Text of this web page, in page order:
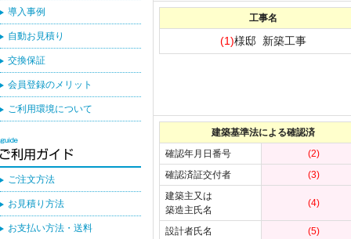
工事名
(1)様邸 新築工事
建築基準法による確認済
確認年月日番号
(2)
確認済証交付者
(3)
建築主又は
築造主氏名
(4)
設計者氏名
(5)
導入事例
自動お見積り
交換保証
会員登録のメリット
ご利用環境について
ご注文方法
お見積り方法
お支払い方法・送料